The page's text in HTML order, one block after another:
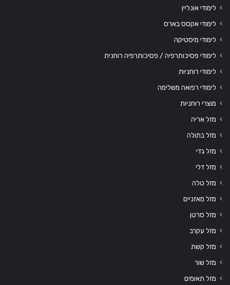
לימודי אונליין
לימודי אקסס בארס
לימודי מיסטיקה
לימודי פסיכותרפיה / פסיכותרפיה רוחנית
לימודי רוחניות
לימודי רפואה משלימה
מוצרי רוחניות
מזל אריה
מזל בתולה
מזל גדי
מזל דלי
מזל טלה
מזל מאזניים
מזל סרטן
מזל עקרב
מזל קשת
מזל שור
מזל תאומים